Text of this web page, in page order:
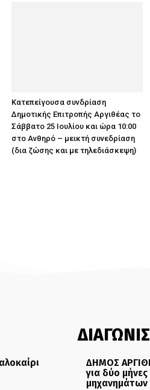
Κατεπείγουσα συνδρίαση
Δημοτικής Επιτροπής Αργιθέας το
Σάββατο 25 Ιουλίου και ώρα 10:00
στο Ανθηρό – μεικτή συνεδρίαση
(δια ζώσης και με τηλεδιάσκεψη)
ΔΗΜΟΣ
για δύο μήνες
μηχανημάτων